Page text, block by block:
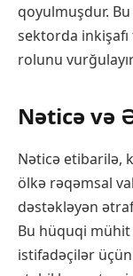
qoyulmuşdur. Bu
sektorda
rolunu
Nəticə və
Nəticə etibarilə,
ölkə rəqəmsal
dəstəkləyən
Bu hüquqi
istifadəçilər